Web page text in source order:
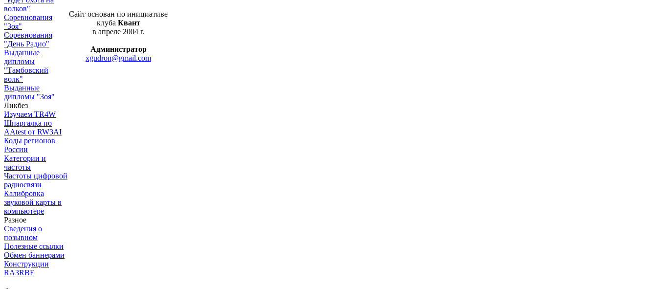
волков"
Соревнования
"Зоя"
Соревнования
"День Радио"
Выданные
дипломы
"Тамбовский
волк"
Выданные
дипломы "Зоя"
Ликбез
Изучаем TR4W
Шпаргалка по
AAtest от RW3AI
Коды регионов
России
Категории и
частоты
Частоты цифровой
радиосвязи
Калибровка
звуковой карты в
компьютере
Разное
Сведения о
позывном
Полезные ссылки
Обмен баннерами
Конструкции
RA3RBE
Сайт основан по инициативе
клуба Квант
в апреле 2004 г.
Администратор
xgudron@gmail.com